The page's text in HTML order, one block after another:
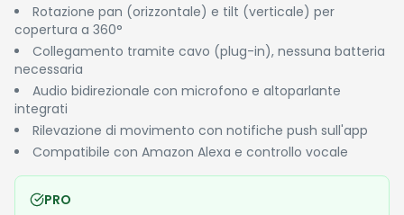
Rotazione pan (orizzontale) e tilt (verticale) per
copertura a 360°
Collegamento tramite cavo (plug-in), nessuna batteria
necessaria
Audio bidirezionale con microfono e altoparlante
integrati
Rilevazione di movimento con notifiche push sull'app
Compatibile con Amazon Alexa e controllo vocale
PRO